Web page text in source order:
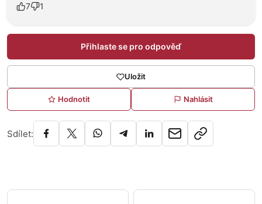
7
1
Přihlaste se pro odpověď
Uložit
Hodnotit Nahlásit
Sdílet: